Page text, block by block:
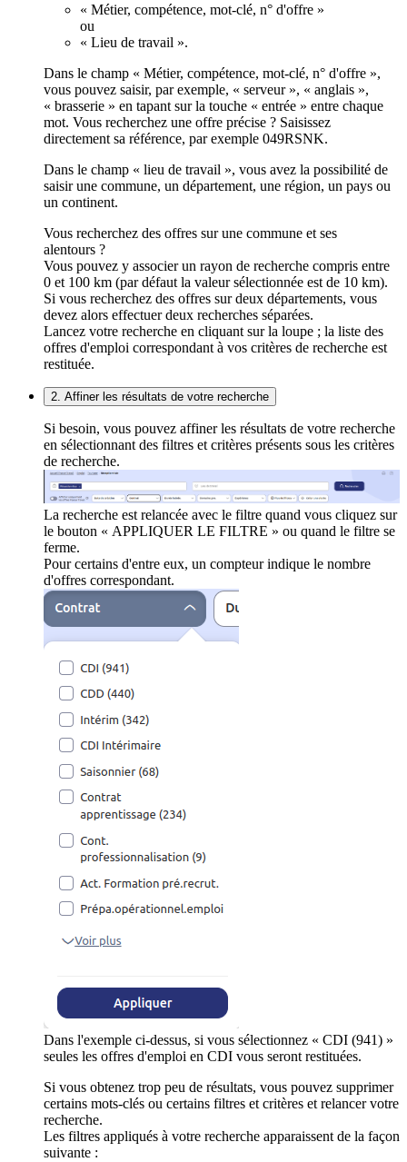
« Métier, compétence, mot-clé, n° d'offre »
ou
« Lieu de travail ».
Dans le champ « Métier, compétence, mot-clé, n° d'offre »,
vous pouvez saisir, par exemple, « serveur », « anglais »,
« brasserie » en tapant sur la touche « entrée » entre chaque
mot. Vous recherchez une offre précise ? Saisissez
directement sa référence, par exemple 049RSNK.
Dans le champ « lieu de travail », vous avez la possibilité de
saisir une commune, un département, une région, un pays ou
un continent.
Vous recherchez des offres sur une commune et ses
alentours ?
Vous pouvez y associer un rayon de recherche compris entre
0 et 100 km (par défaut la valeur sélectionnée est de 10 km).
Si vous recherchez des offres sur deux départements, vous
devez alors effectuer deux recherches séparées.
Lancez votre recherche en cliquant sur la loupe ; la liste des
offres d'emploi correspondant à vos critères de recherche est
restituée.
2. Affiner les résultats de votre recherche
Si besoin, vous pouvez affiner les résultats de votre recherche
en sélectionnant des filtres et critères présents sous les critères
de recherche.
La recherche est relancée avec le filtre quand vous cliquez sur
le bouton « APPLIQUER LE FILTRE » ou quand le filtre se
ferme.
Pour certains d'entre eux, un compteur indique le nombre
d'offres correspondant.
Dans l'exemple ci-dessus, si vous sélectionnez « CDI (941) »
seules les offres d'emploi en CDI vous seront restituées.
Si vous obtenez trop peu de résultats, vous pouvez supprimer
certains mots-clés ou certains filtres et critères et relancer votre
recherche.
Les filtres appliqués à votre recherche apparaissent de la façon
suivante :